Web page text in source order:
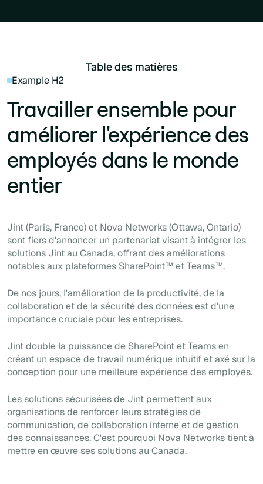
Table des matières
Example H2
Travailler ensemble pour
améliorer l'expérience des
employés dans le monde
entier
Jint (Paris, France) et Nova Networks (Ottawa, Ontario)
sont fiers d'annoncer un partenariat visant à intégrer les
solutions Jint au Canada, offrant des améliorations
notables aux plateformes SharePoint™ et Teams™.
De nos jours, l'amélioration de la productivité, de la
collaboration et de la sécurité des données est d'une
importance cruciale pour les entreprises.
Jint double la puissance de SharePoint et Teams en
créant un espace de travail numérique intuitif et axé sur la
conception pour une meilleure expérience des employés.
Les solutions sécurisées de Jint permettent aux
organisations de renforcer leurs stratégies de
communication, de collaboration interne et de gestion
des connaissances. C'est pourquoi Nova Networks tient à
mettre en œuvre ses solutions au Canada.